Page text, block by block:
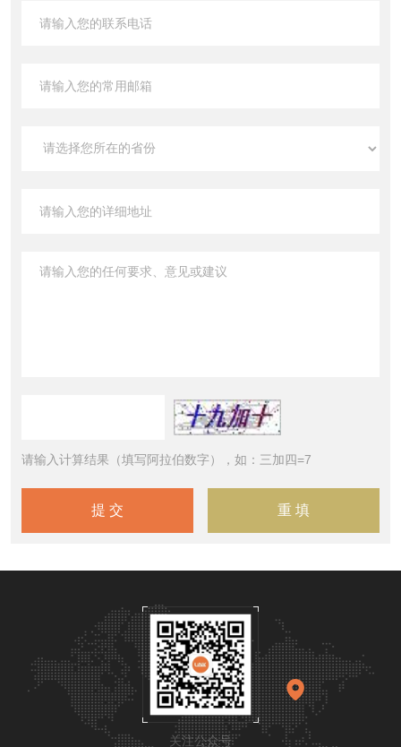
请输入计算结果（填写阿拉伯数字），如：三加四=7
关注公众号